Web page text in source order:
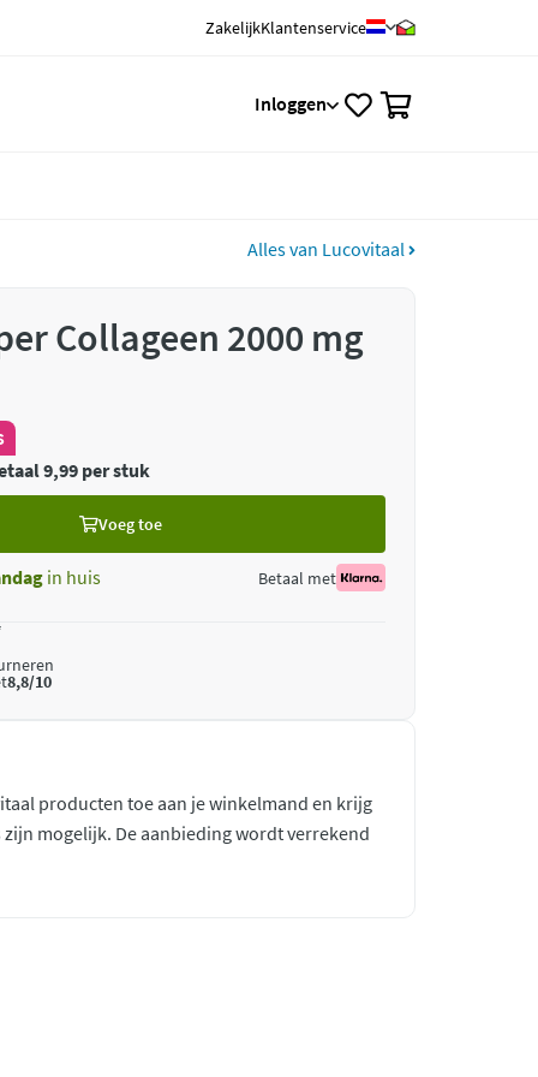
ZakelijkKlantenservice
Inloggen
Alles van Lucovitaal
Collageen 2000 mg
9,99 per stuk
Voeg toe
in huis Betaal met
8,8/10
producten toe aan je winkelmand en krijg
mogelijk. De aanbieding wordt verrekend